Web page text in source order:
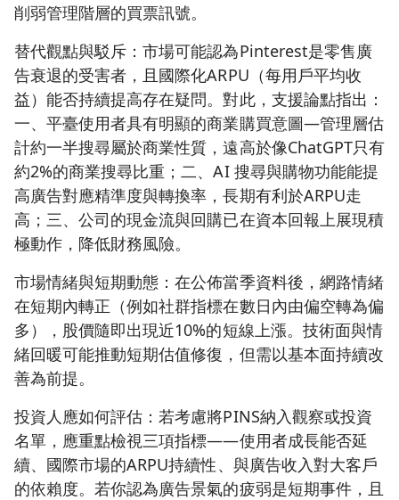
削弱管理階層的買票訊號。
替代觀點與駁斥：市場可能認為Pinterest是零售廣
告衰退的受害者，且國際化ARPU（每用戶平均收
益）能否持續提高存在疑問。對此，支援論點指出：
一、平臺使用者具有明顯的商業購買意圖—管理層估
計約一半搜尋屬於商業性質，遠高於像ChatGPT只有
約2%的商業搜尋比重；二、AI 搜尋與購物功能能提
高廣告對應精準度與轉換率，長期有利於ARPU走
高；三、公司的現金流與回購已在資本回報上展現積
極動作，降低財務風險。
市場情緒與短期動態：在公佈當季資料後，網路情緒
在短期內轉正（例如社群指標在數日內由偏空轉為偏
多），股價隨即出現近10%的短線上漲。技術面與情
緒回暖可能推動短期估值修復，但需以基本面持續改
善為前提。
投資人應如何評估：若考慮將PINS納入觀察或投資
名單，應重點檢視三項指標——使用者成長能否延
續、國際市場的ARPU持續性、與廣告收入對大客戶
的依賴度。若你認為廣告景氣的疲弱是短期事件，且